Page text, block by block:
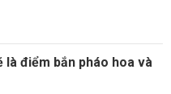
là điểm bắn pháo hoa và